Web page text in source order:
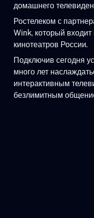
домашнего
Ростелеком с
Wink, который
кинотеатров России.
Подключив сегодня
много лет
интерактивным
безлимитным